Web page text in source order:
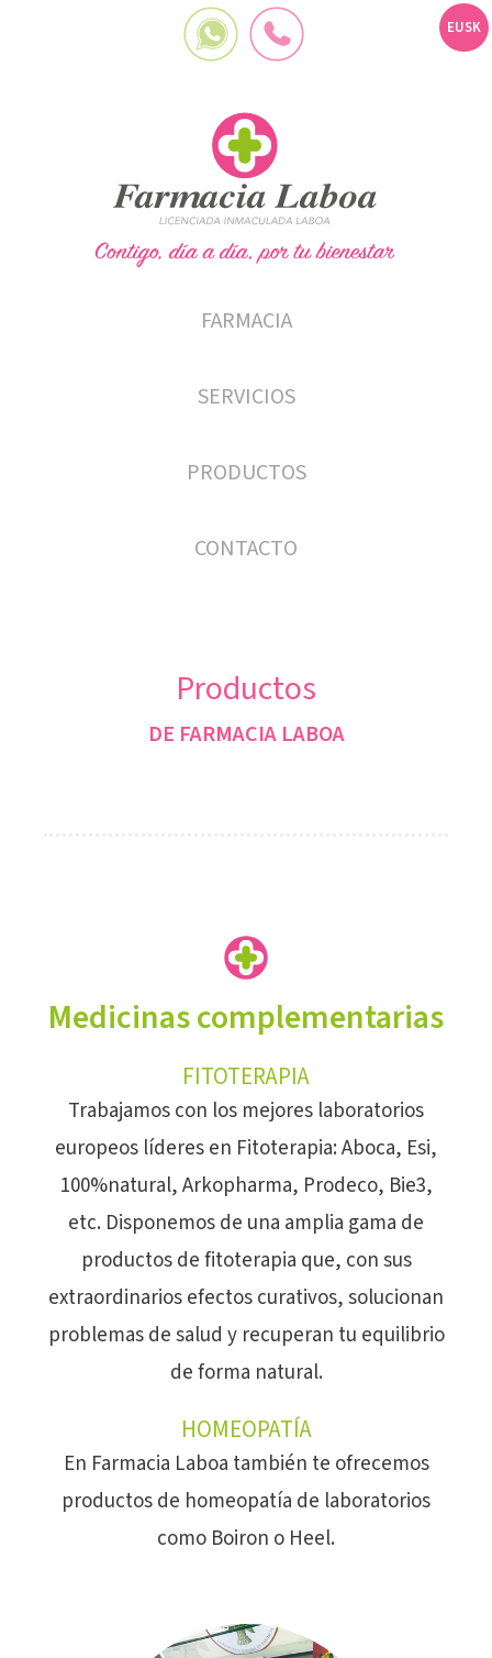
EUSK
FARMACIA
SERVICIOS
PRODUCTOS
CONTACTO
Productos
DE FARMACIA LABOA
Medicinas complementarias
FITOTERAPIA
Trabajamos con los mejores laboratorios
europeos líderes en Fitoterapia: Aboca, Esi,
100%natural, Arkopharma, Prodeco, Bie3,
etc. Disponemos de una amplia gama de
productos de fitoterapia que, con sus
extraordinarios efectos curativos, solucionan
problemas de salud y recuperan tu equilibrio
de forma natural.
HOMEOPATÍA
En Farmacia Laboa también te ofrecemos
productos de homeopatía de laboratorios
como Boiron o Heel.